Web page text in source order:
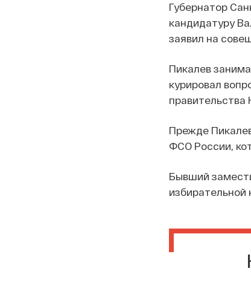
Губернатор
кандидатуру
заявил на
Пикалев
курировал
правительства
Прежде
ФСО России,
Бывший
избирательной